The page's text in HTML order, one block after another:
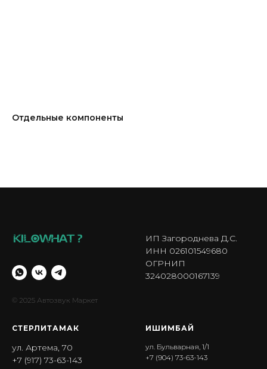
Отдельные компоненты
© 2025 Автозвук Маркет
ИП Загороднева Д.С.
ИНН 026101549680
ОГРНИП
324028000167139
СТЕРЛИТАМАК
ул. Артема, 70
+7 (917) 73-63-143
ИШИМБА Й
ул. Бульварная, 1/1
+7 (904) 73-63-143